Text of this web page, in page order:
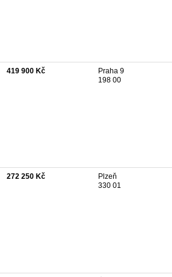
419 900 Kč
Praha 9
198 00
272 250 Kč
Plzeň
330 01